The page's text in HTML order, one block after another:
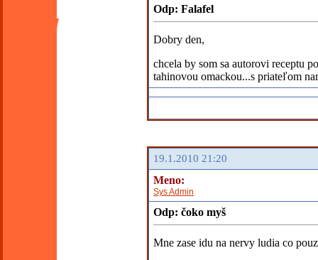
Odp: Falafel
Dobry den,
chcela by som sa autorovi receptu
tahinovou omackou...s priateľom
19.1.2010 21:20
Meno:
Sys Admin
Odp: čoko myš
Mne zase idu na nervy ludia co